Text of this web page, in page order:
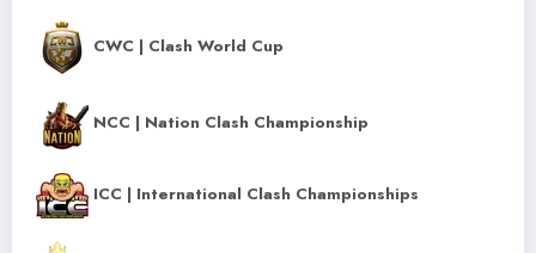
CWC | Clash World Cup
NCC | Nation Clash Championship
ICC | International Clash Championships